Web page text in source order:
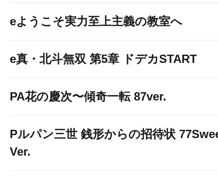
e東京喰種 5台
eようこそ実力至上主義の教室へ
e真・北斗無双 第5章 ドデカSTART
PA花の慶次〜傾奇一転 87ver.
Pルパン三世 銭形からの招待状
Ver.